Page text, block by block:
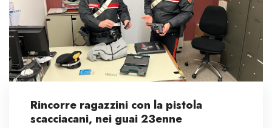
Rincorre ragazzini con la pistola
scacciacani, nei guai 23enne